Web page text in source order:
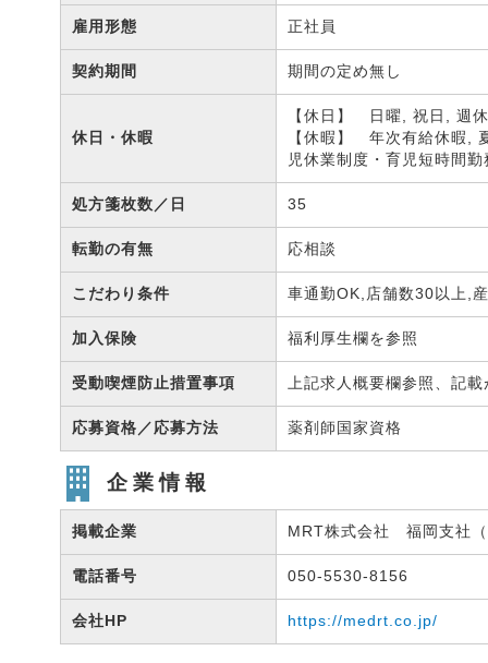
雇用形態 正社員
契約期間 期間の定め無し
休日・休暇
【休日】 日曜, 祝日, 週
【休暇】 年次有給休暇,
児休業制度・育児短時間
処方箋枚数／日 35
転勤の有無 応相談
こだわり条件 車通勤OK,店舗数30以上,
加入保険 福利厚生欄を参照
受動喫煙防止措置事項 上記求人概要欄参照、記
応募資格／応募方法 薬剤師国家資格
企業情報
掲載企業 MRT株式会社 福岡支社
電話番号 050-5530-8156
会社HP https://medrt.co.jp/